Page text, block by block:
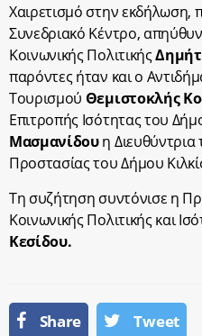
Χαιρετισμό στην εκδήλωση,
Συνεδριακό Κέντρο,
Κοινωνικής Πολιτικής
παρόντες ήταν και ο
Τουρισμού Θεμιστοκλής
Επιτροπής Ισότητας του
Μασμανίδουη Διευθύντρια
Προστασίας του Δήμου
Τη συζήτηση συντόνισε η
Κοινωνικής Πολιτικής και
Κεσίδου.
Share Tweet